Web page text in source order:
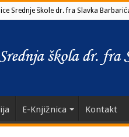
Srednje škole dr. fra Slavka
E-Knjižnica Kontakt